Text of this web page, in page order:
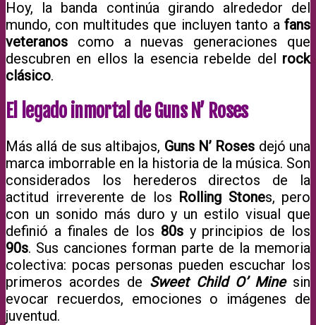
Hoy, la banda continúa girando alrededor del
mundo, con multitudes que incluyen tanto a fans
veteranos como a nuevas generaciones que
descubren en ellos la esencia rebelde del rock
clásico.
El legado inmortal de Guns N’ Roses
Más allá de sus altibajos, Guns N’ Roses dejó una
marca imborrable en la historia de la música. Son
considerados los herederos directos de la
actitud irreverente de los Rolling Stones, pero
con un sonido más duro y un estilo visual que
definió a finales de los 80sy principios de los
90s. Sus canciones forman parte de la memoria
colectiva: pocas personas pueden escuchar los
primeros acordes de Sweet Child O’ Minesin
evocar recuerdos, emociones o imágenes de
juventud.